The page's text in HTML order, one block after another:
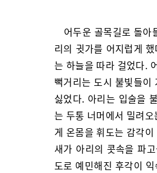
어두운 골목길로 돌
리의 귓가를 어지럽게
는 하늘을 따라 걸었다.
뻑거리는 도시 불빛들이
싫었다. 아리는 입술을
는 두통 너머에서 밀려
게 온몸을 휘도는 감각
새가 아리의 콧속을 파
도로 예민해진 후각이